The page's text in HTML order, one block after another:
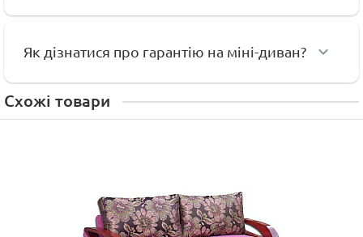
Як дізнатися про гарантію на міні-диван?
Схожі товари